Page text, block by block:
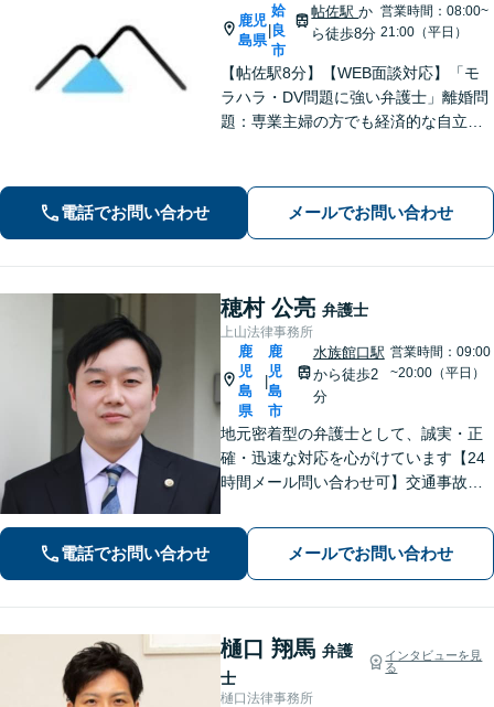
鹿児
島県
姶
良
市
帖佐駅か
ら徒歩8分
営業時間：08:00~
21:00（平日）
【帖佐駅8分】【WEB面談対応】「モ
ラハラ・DV問題に強い弁護士」離婚問
題：専業主婦の方でも経済的な自立に
の返済に追われる自転車操業状態の方
もご相談ください」【休日・夜間相談
可】
電話でお問い合わせ メールでお問い合わせ
穂村 公亮 弁護士
上山法律事務所
鹿
児
島
県
|
鹿
児
島
市
水族館口駅
から徒歩2
分
営業時間：09:00
~20:00（平日）
地元密着型の弁護士として、誠実・正
確・迅速な対応を心がけています【24
時間メール問い合わせ可】交通事故／
幅広く対応。新しい人生のスタートを
切るお手伝いをします【市電水族館口
駅2分】【完全個室】
電話でお問い合わせ メールでお問い合わせ
樋口 翔馬 弁護
士
インタビューを見
る
樋口法律事務所